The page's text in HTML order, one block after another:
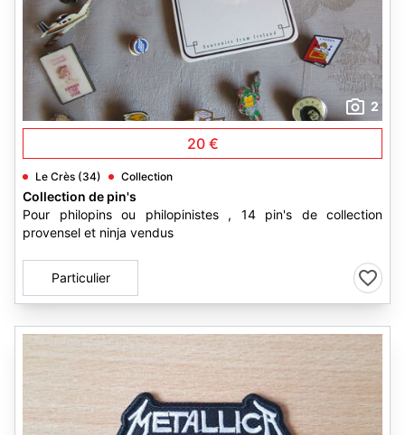
2
20 €
Le Crès (34) Collection
Collection de pin's
Pour philopins ou philopinistes , 14 pin's de collection
provensel et ninja vendus
Particulier